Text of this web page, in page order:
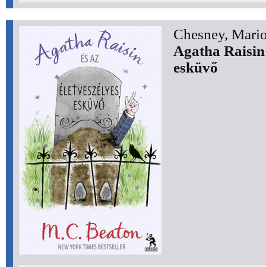
Chesney,
Agatha Raisin
esküvő